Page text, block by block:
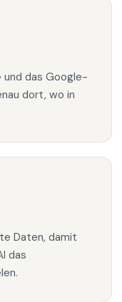
und das Google-
dort, wo in
Daten, damit
das